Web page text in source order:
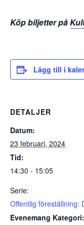
Köp biljetter på
Lägg till i
DETALJER
Datum:
23 februari, 2024
Tid:
14:30 - 15:05
Serie:
Offentlig föreställning:
Evenemang Kategori: